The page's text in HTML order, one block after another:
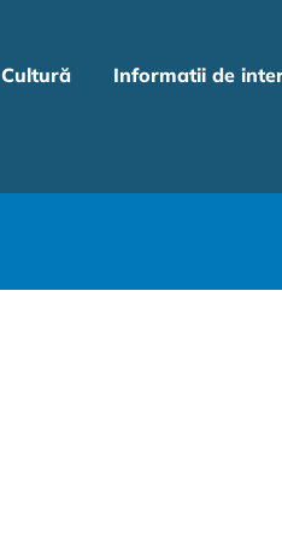
Cultură Informatii de